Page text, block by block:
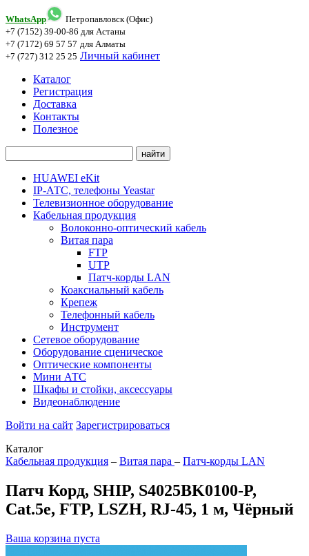
WhatsApp
Петропавловск (Офис)
+7 (7152) 39-00-86 для Астаны
+7 (7172) 69 57 57 для Алматы
+7 (727) 312 25 25 Личный кабинет
Каталог
Регистрация
Доставка
Контакты
Полезное
HUAWEI eKit
IP-АТС, телефоны Yeastar
Телевизионное оборудование
Кабельная продукция
Волоконно-оптический кабель
Витая пара
FTP
UTP
Патч-корды LAN
Коаксиальный кабель
Крепеж
Телефонный кабель
Инструмент
Сетевое оборудование
Оборудование сценическое
Оптические компоненты
Мини АТС
Шкафы и стойки, аксессуары
Видеонаблюдение
Войти на сайт Зарегистрироваться
Каталог
Кабельная продукция – Витая пара – Патч-корды LAN
Патч Корд, SHIP, S4025BK0100-P,
Cat.5e, FTP, LSZH, RJ-45, 1 м, Чёрный
Ваша корзина пуста